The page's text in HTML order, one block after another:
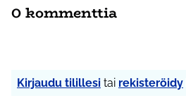
0 kommenttia
Kirjaudu tilillesi tai rekisteröidy